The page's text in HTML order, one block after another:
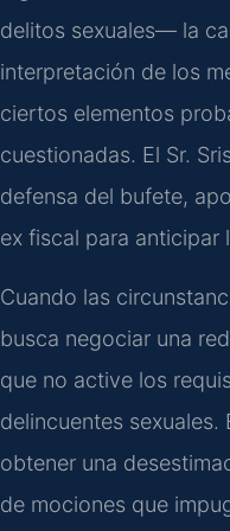
delitos sexuales— la
interpretación de los
ciertos elementos
cuestionadas. El Sr.
defensa del bufete,
ex fiscal para anticipar
Cuando las
busca negociar una
que no active los
delincuentes
obtener una
de mociones que